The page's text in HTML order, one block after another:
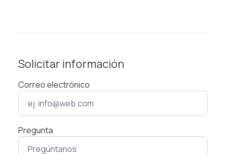
Solicitar información
Correo electrónico
Pregunta